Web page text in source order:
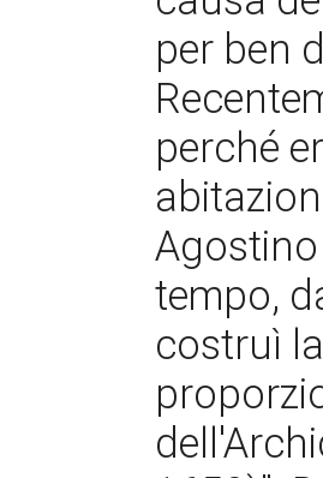
per ben
perché
tempo,
costruì